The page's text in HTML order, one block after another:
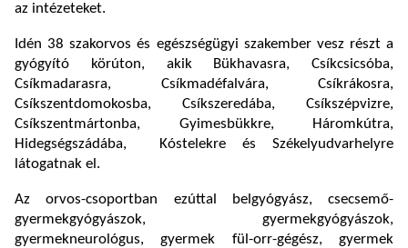
az intézeteket.
Idén 38 szakorvos és egészségügyi szakember vesz részt a
gyógyító körúton, akik Bükhavasra, Csíkcsicsóba,
Csíkmadarasra, Csíkmadéfalvára, Csíkrákosra,
Csíkszentdomokosba, Csíkszeredába, Csíkszépvizre,
Csíkszentmártonba, Gyimesbükkre, Háromkútra,
Hidegségszádába, Kóstelekre és Székelyudvarhelyre
látogatnak el.
Az orvos-csoportban ezúttal belgyógyász, csecsemő-
gyermekgyógyászok, gyermekgyógyászok,
gyermekneurológus, gyermek fül-orr-gégész, gyermek